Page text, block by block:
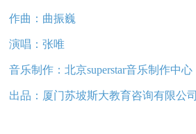
作曲：曲振巍
演唱：张唯
音乐制作：北京superstar音乐制作中心
出品：厦门苏坡斯大教育咨询有限公司